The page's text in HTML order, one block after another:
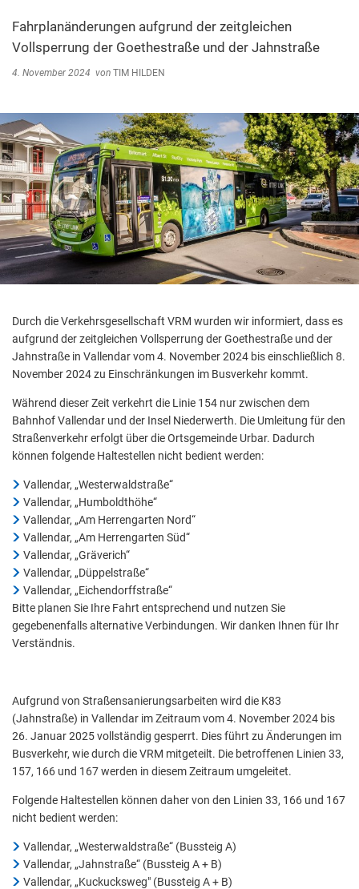
Steuern, Gebühren, Beiträge
Kindergarten Weitersburg
Kita-Sozialarbeit
Fahrplanänderungen aufgrund der zeitgleichen
Vollsperrung der Goethestraße und der Jahnstraße
4. November 2024 von TIM HILDEN
Durch die Verkehrsgesellschaft VRM wurden wir informiert, dass es
aufgrund der zeitgleichen Vollsperrung der Goethestraße und der
Jahnstraße in Vallendar vom 4. November 2024 bis einschließlich 8.
November 2024 zu Einschränkungen im Busverkehr kommt.
Während dieser Zeit verkehrt die Linie 154 nur zwischen dem
Bahnhof Vallendar und der Insel Niederwerth. Die Umleitung für den
Straßenverkehr erfolgt über die Ortsgemeinde Urbar. Dadurch
können folgende Haltestellen nicht bedient werden:
Vallendar, „Westerwaldstraße“
Vallendar, „Humboldthöhe“
Vallendar, „Am Herrengarten Nord“
Vallendar, „Am Herrengarten Süd“
Vallendar, „Gräverich“
Vallendar, „Düppelstraße“
Vallendar, „Eichendorffstraße“
Bitte planen Sie Ihre Fahrt entsprechend und nutzen Sie
gegebenenfalls alternative Verbindungen. Wir danken Ihnen für Ihr
Verständnis.
Aufgrund von Straßensanierungsarbeiten wird die K83
(Jahnstraße) in Vallendar im Zeitraum vom 4. November 2024 bis
26. Januar 2025 vollständig gesperrt. Dies führt zu Änderungen im
Busverkehr, wie durch die VRM mitgeteilt. Die betroffenen Linien 33,
157, 166 und 167 werden in diesem Zeitraum umgeleitet.
Folgende Haltestellen können daher von den Linien 33, 166 und 167
nicht bedient werden:
Vallendar, „Westerwaldstraße“ (Bussteig A)
Vallendar, „Jahnstraße“ (Bussteig A + B)
Vallendar, „Kuckucksweg" (Bussteig A + B)